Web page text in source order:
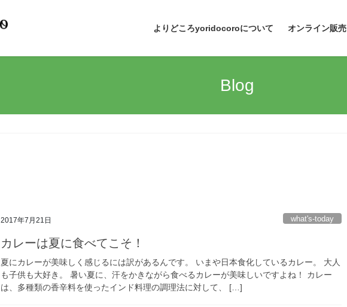
よりどころyoridocoroについて オンライン販売
Blog
2017年7月21日 what's-today
カレーは夏に食べてこそ！
夏にカレーが美味しく感じるには訳があるんです。 いまや日本食化しているカレー。 大人
も子供も大好き。 暑い夏に、汗をかきながら食べるカレーが美味しいですよね！ カレー
は、多種類の香辛料を使ったインド料理の調理法に対して、 […]